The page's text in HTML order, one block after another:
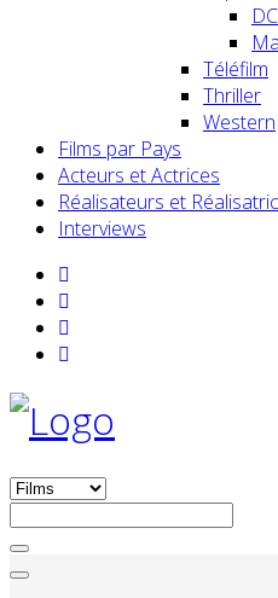
Téléfilm
Thriller
Western
Films par Pays
Acteurs et Actrices
Réalisateurs et
Interviews